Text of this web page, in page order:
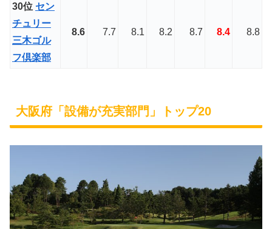
30位 セン
チュリー
三木ゴル
フ倶楽部
8.6 7.7 8.1 8.2 8.7 8.4 8.8
大阪府「設備が充実部門」トップ20